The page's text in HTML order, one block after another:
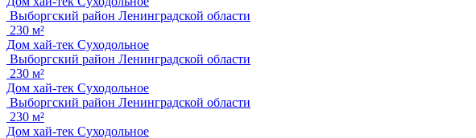
Выборгский район Ленинградской области
230 м²
Дом хай-тек Суходольное
Выборгский район Ленинградской области
230 м²
Дом хай-тек Суходольное
Выборгский район Ленинградской области
230 м²
Дом хай-тек Суходольное